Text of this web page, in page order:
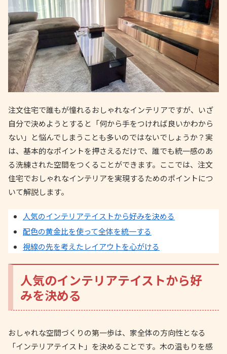
注文住宅で誰もが憧れるおしゃれなインテリアですが、いざ
自分で決めようとすると「何から手をつければ良いかわから
ない」と悩んでしまうことも多いのではないでしょうか？実
は、基本的なポイントを押さえるだけで、誰でも統一感のあ
る洗練された空間をつくることができます。ここでは、注文
住宅でおしゃれなインテリアを実現するためのポイントにつ
いて解説します。
人気のインテリアテイストから好みを決める
配色の黄金比を使って全体を統一する
視線の先を考えたレイアウトを心がける
人気のインテリアテイストから好
みを決める
おしゃれな空間づくりの第一歩は、家全体の方向性となる
「インテリアテイスト」を決めることです。木の温もりを感